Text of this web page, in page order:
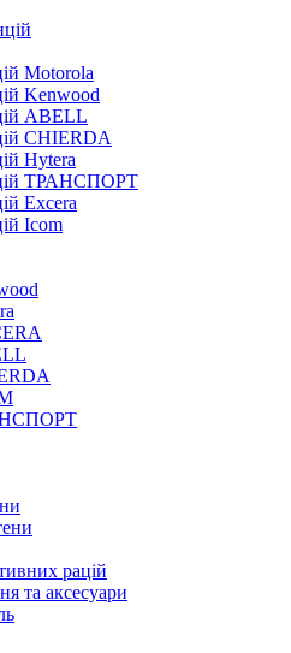
Motorola
Kenwood
ABELL
CHIERDA
Hytera
ТРАНСПОРТ
Excera
Icom
рацій
та аксесуари